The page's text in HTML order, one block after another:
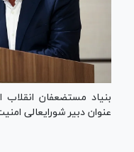
بنیاد مستضعفان
عنوان دبیر شورایعالی